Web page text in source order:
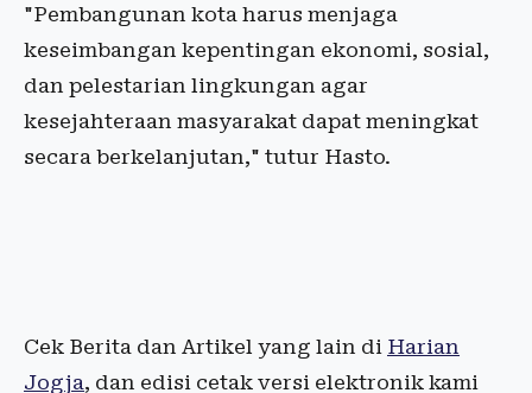
"Pembangunan kota harus menjaga
keseimbangan kepentingan ekonomi, sosial,
dan pelestarian lingkungan agar
kesejahteraan masyarakat dapat meningkat
secara berkelanjutan," tutur Hasto.
Cek Berita dan Artikel yang lain di Harian
Jogja, dan edisi cetak versi elektronik kami